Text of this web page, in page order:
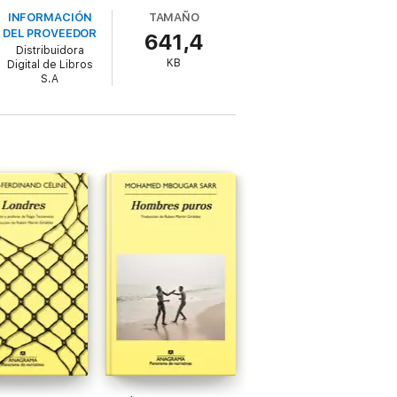
una mirada llena de rabia contra una
INFORMACIÓN
DEL PROVEEDOR
Distribuidora
Digital de Libros
S.A
TAMAÑO
641,4
KB